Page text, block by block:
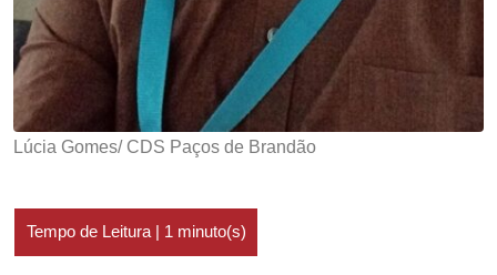
Lúcia Gomes/ CDS Paços de Brandão